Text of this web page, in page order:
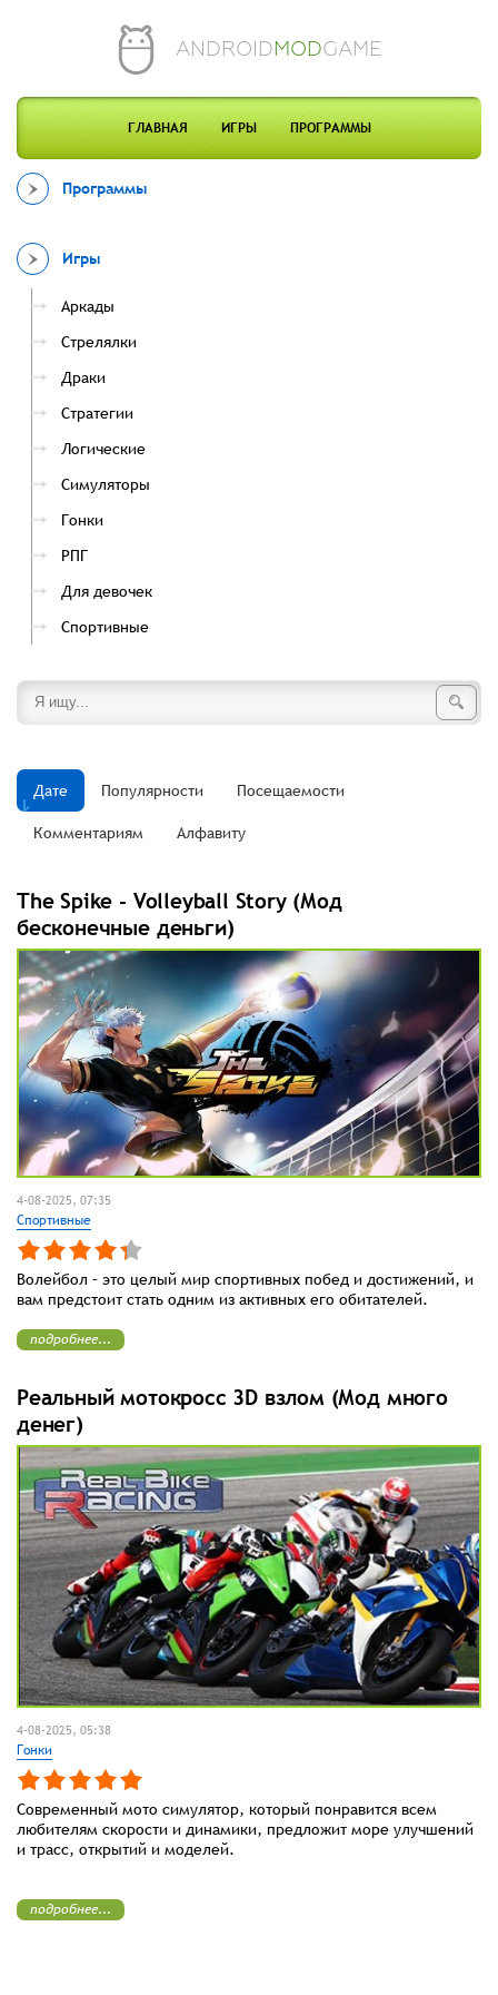
ANDROIDMODGAME
ГЛАВНАЯ ИГРЫ ПРОГРАММЫ
Программы
Игры
Аркады
Стрелялки
Драки
Стратегии
Логические
Симуляторы
Гонки
РПГ
Для девочек
Спортивные
Дате Популярности Посещаемости
Комментариям Алфавиту
4-08-2025, 07:35
The Spike - Volleyball Story (Мод
бесконечные деньги)
Спортивные
Волейбол – это целый мир спортивных побед и достижений, и
вам предстоит стать одним из активных его обитателей.
подробнее...
4-08-2025, 05:38
Реальный мотокросс 3D взлом (Мод много
денег)
Гонки
Современный мото симулятор, который понравится всем
любителям скорости и динамики, предложит море улучшений
и трасс, открытий и моделей.
подробнее...